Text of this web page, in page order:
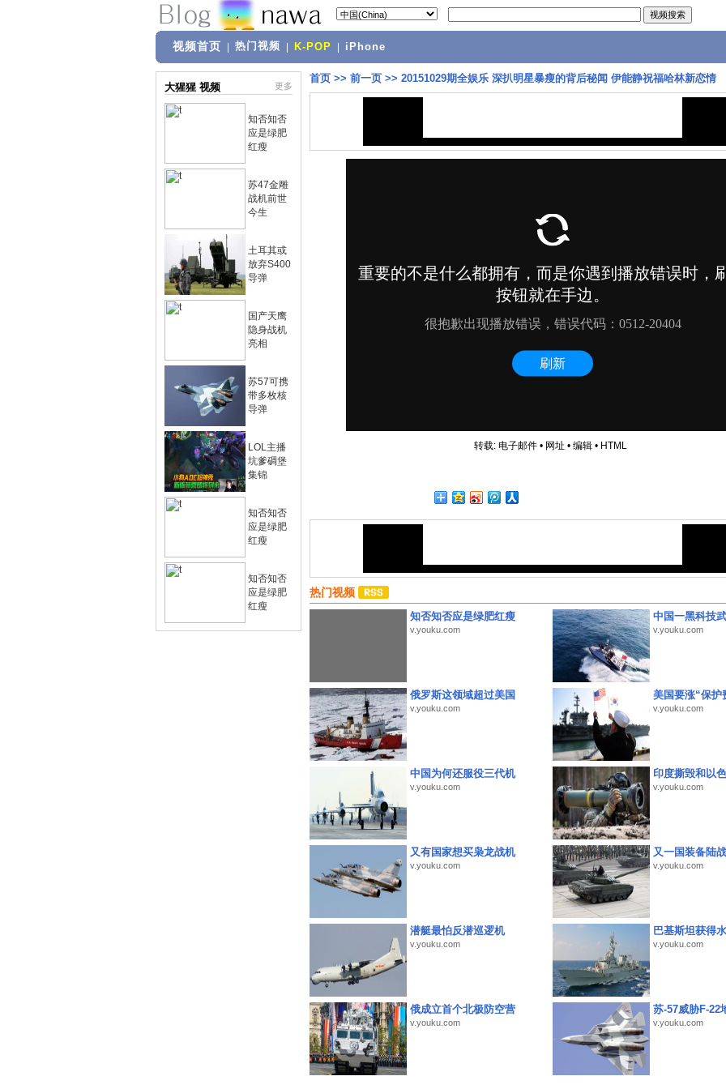
视频首页 热门视频 K-POP iPhone
大猩猩 视频 更多
知否知否
应是绿肥
红瘦
苏47金雕
战机前世
今生
土耳其或
放弃S400
导弹
国产天鹰
隐身战机
亮相
苏57可携
带多枚核
导弹
LOL主播
坑爹碉堡
集锦
知否知否
应是绿肥
红瘦
知否知否
应是绿肥
红瘦
首页 >> 前一页 >> 20151029期全娱乐 深扒明星暴瘦的背后秘闻 伊能静祝福哈林新恋情
转载: 电子邮件• 网址 • 编辑• HTML
热门视频
知否知否应是绿肥红瘦
v.youku.com
中国一黑科技
v.youku.com
俄罗斯这领域超过美国
v.youku.com
美国要涨“保护
v.youku.com
中国为何还服役三代机
v.youku.com
印度撕毁和以
v.youku.com
又有国家想买枭龙战机
v.youku.com
又一国装备陆
v.youku.com
潜艇最怕反潜巡逻机
v.youku.com
巴基斯坦获得
v.youku.com
俄成立首个北极防空营
v.youku.com
苏-57威胁F-22
v.youku.com